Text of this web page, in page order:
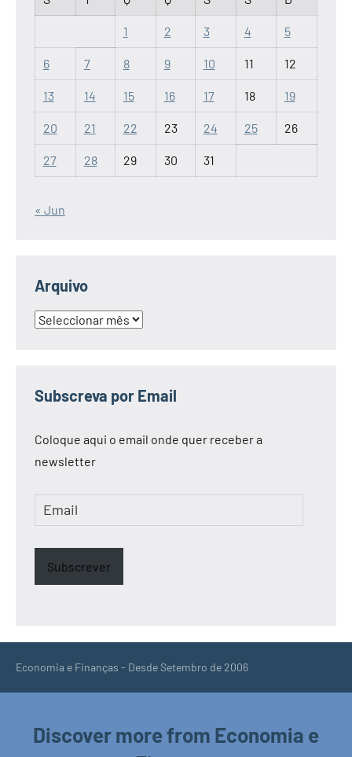
1 2 3 4 5
6 7 8 9 10 11 12
13 14 15 16 17 18 19
20 21 22 23 24 25 26
27 28 29 30 31
« Jun
Arquivo
Arquivo
Subscreva por Email
Coloque aqui o email onde quer receber a
newsletter
Email
Subscrever
Economia e Finanças - Desde Setembro de 2006
Discover more from Economia e